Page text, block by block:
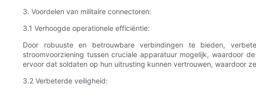
3. Voordelen van militaire connectoren:
3.1 Verhoogde operationele efficiëntie:
Door robuuste en betrouwbare verbindingen te bieden,
stroomvoorziening tussen cruciale apparatuur mogelijk, waardoor
ervoor dat soldaten op hun uitrusting kunnen vertrouwen, waardoor
3.2 Verbeterde veiligheid: